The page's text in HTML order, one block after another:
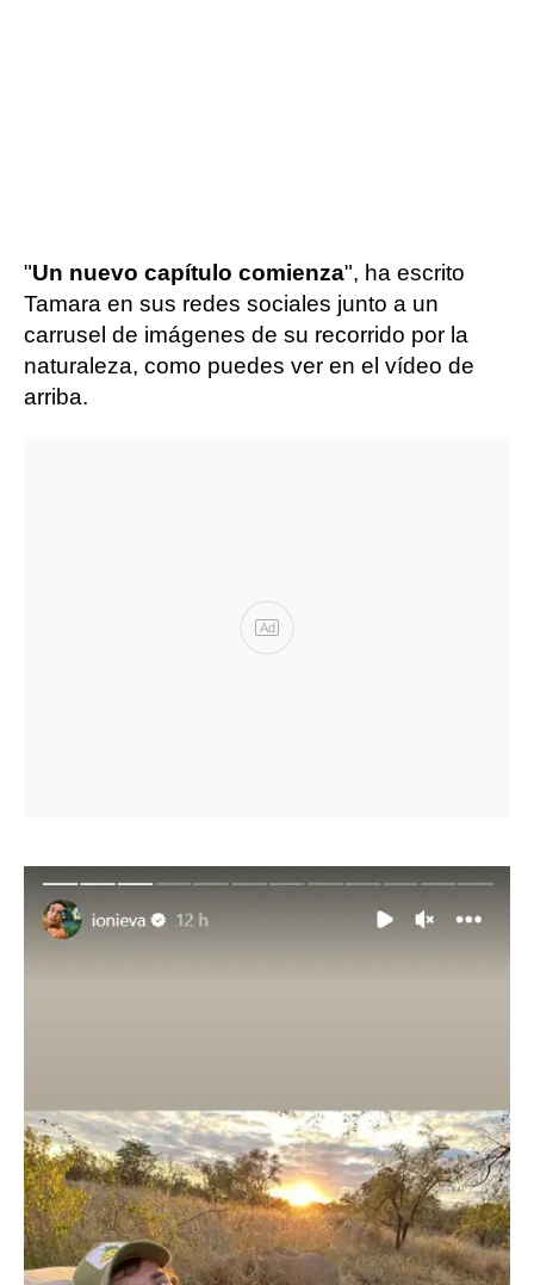
"Un nuevo capítulo comienza", ha escrito
Tamara en sus redes sociales junto a un
carrusel de imágenes de su recorrido por la
naturaleza, como puedes ver en el vídeo de
arriba.
Ad